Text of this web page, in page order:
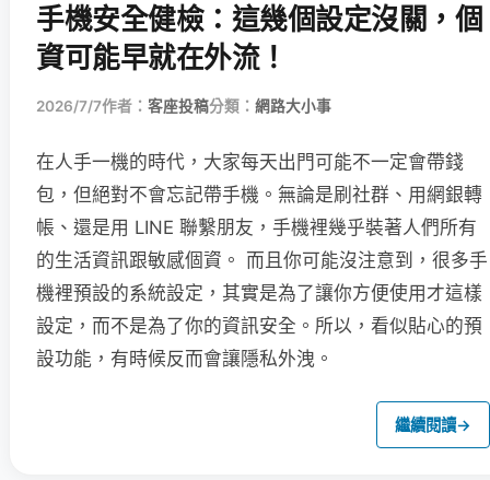
手機安全健檢：這幾個設定沒關，個
資可能早就在外流！
2026/7/7作者： 客座投稿分類： 網路大小事
在人手一機的時代，大家每天出門可能不一定會帶錢
包，但絕對不會忘記帶手機。無論是刷社群、用網銀轉
帳、還是用 LINE 聯繫朋友，手機裡幾乎裝著人們所有
的生活資訊跟敏感個資。 而且你可能沒注意到，很多手
機裡預設的系統設定，其實是為了讓你方便使用才這樣
設定，而不是為了你的資訊安全。所以，看似貼心的預
設功能，有時候反而會讓隱私外洩。
繼續閱讀→